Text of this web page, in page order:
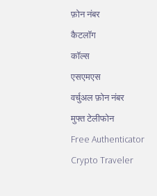
फ़ोन नंबर
कैटलॉग
कॉल्स
एसएमएस
वर्चुअल फ़ोन नंबर
मुफ्त टेलीफोन
Free Authenticator
Crypto Traveler